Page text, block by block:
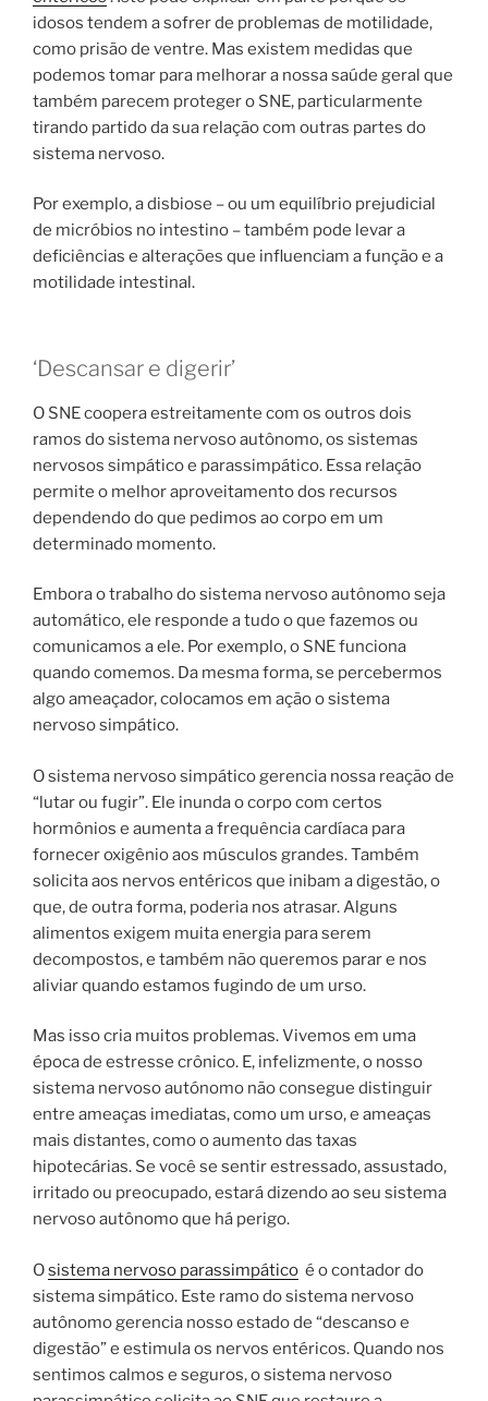
idosos tendem a sofrer de problemas de motilidade,
como prisão de ventre. Mas existem medidas que
podemos tomar para melhorar a nossa saúde geral que
também parecem proteger o SNE, particularmente
tirando partido da sua relação com outras partes do
sistema nervoso.
Por exemplo, a disbiose – ou um equilíbrio prejudicial
de micróbios no intestino – também pode levar a
deficiências e alterações que influenciam a função e a
motilidade intestinal.
‘Descansar e digerir’
O SNE coopera estreitamente com os outros dois
ramos do sistema nervoso autônomo, os sistemas
nervosos simpático e parassimpático. Essa relação
permite o melhor aproveitamento dos recursos
dependendo do que pedimos ao corpo em um
determinado momento.
Embora o trabalho do sistema nervoso autônomo seja
automático, ele responde a tudo o que fazemos ou
comunicamos a ele. Por exemplo, o SNE funciona
quando comemos. Da mesma forma, se percebermos
algo ameaçador, colocamos em ação o sistema
nervoso simpático.
O sistema nervoso simpático gerencia nossa reação de
“lutar ou fugir”. Ele inunda o corpo com certos
hormônios e aumenta a frequência cardíaca para
fornecer oxigênio aos músculos grandes. Também
solicita aos nervos entéricos que inibam a digestão, o
que, de outra forma, poderia nos atrasar. Alguns
alimentos exigem muita energia para serem
decompostos, e também não queremos parar e nos
aliviar quando estamos fugindo de um urso.
Mas isso cria muitos problemas. Vivemos em uma
época de estresse crônico. E, infelizmente, o nosso
sistema nervoso autónomo não consegue distinguir
entre ameaças imediatas, como um urso, e ameaças
mais distantes, como o aumento das taxas
hipotecárias. Se você se sentir estressado, assustado,
irritado ou preocupado, estará dizendo ao seu sistema
nervoso autônomo que há perigo.
Osistema nervoso parassimpático é o contador do
sistema simpático. Este ramo do sistema nervoso
autônomo gerencia nosso estado de “descanso e
digestão” e estimula os nervos entéricos. Quando nos
sentimos calmos e seguros, o sistema nervoso